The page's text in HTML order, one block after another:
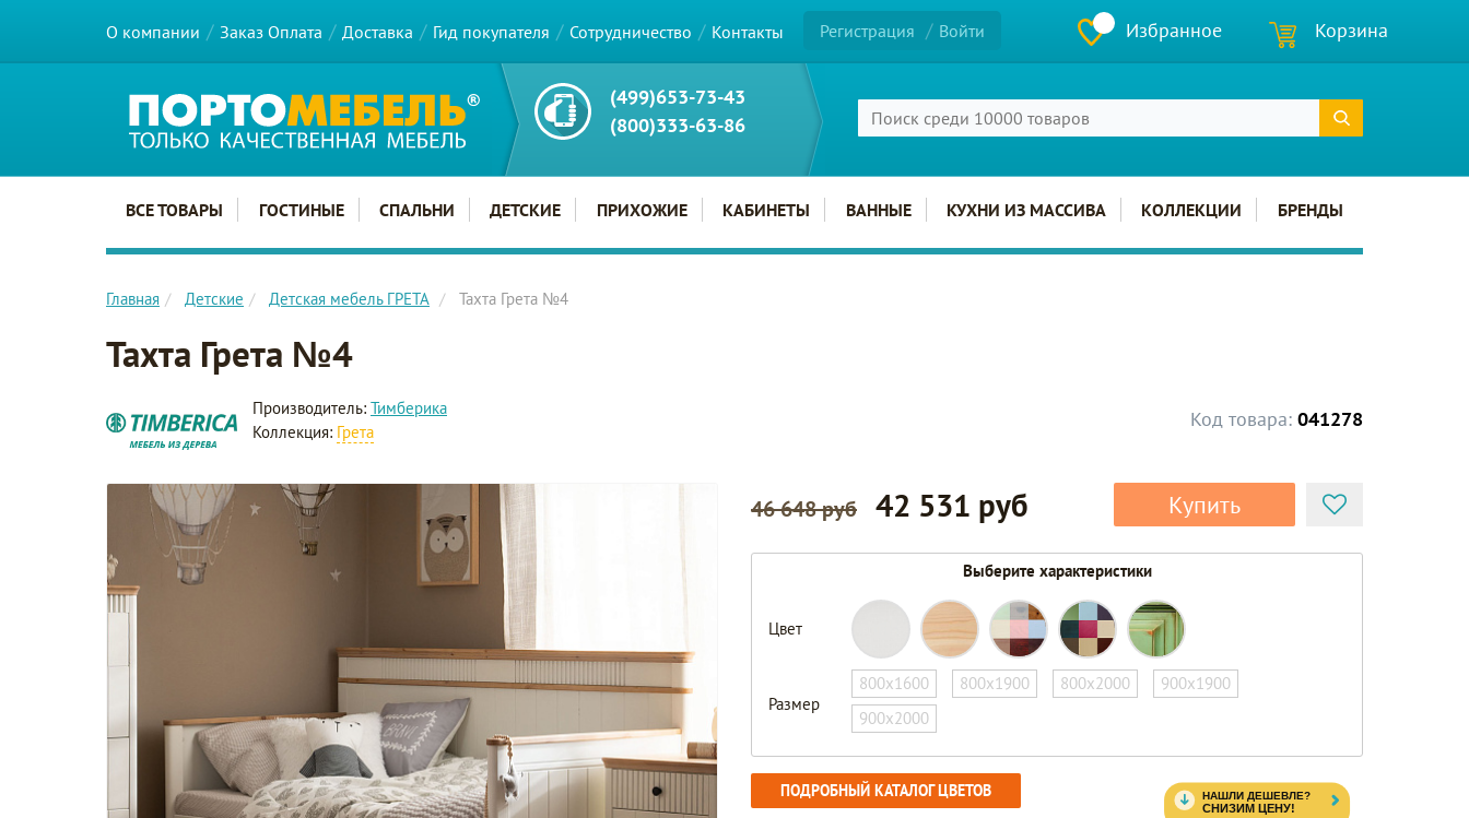
О компании Заказ Оплата Доставка Гид покупателя Сотрудничество Контакты Регистрация Войти Избранное Корзина
(499)653-73-43
(800)333-63-86
Главное меню сайта
ВСЕ ТОВАРЫ ГОСТИНЫЕ СПАЛЬНИ ДЕТСКИЕ ПРИХОЖИЕ КАБИНЕТЫ ВАННЫЕ КУХНИ ИЗ МАССИВА КОЛЛЕКЦИИ БРЕНДЫ
Главная Детские Детская мебель ГРЕТА Тахта Грета №4
Тахта Грета №4
Код товара: 041278
Производитель: Тимберика
Коллекция: Грета
46 648 руб 42 531 руб Купить
Выберите характеристики
Цвет
Размер
800х1600 800х1900 800х2000
900х1900
900х2000
ПОДРОБНЫЙ КАТАЛОГ ЦВЕТОВ